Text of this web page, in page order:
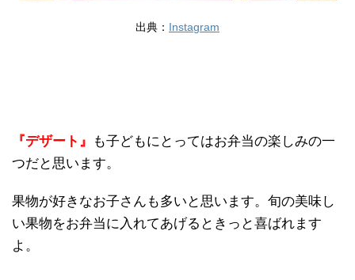
出典： Instagram
『デザート』
も子どもにとってはお弁当の楽しみの一
つだと思います。
果物が好きなお子さんも多いと思います。旬の美味し
い果物をお弁当に入れてあげるときっと喜ばれます
よ。